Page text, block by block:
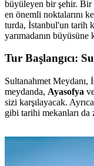
büyüleyen bir şehir. Bir
en önemli noktalarını
turda, İstanbul'un tarih
yarımadanın büyüsüne
Tur Başlangıcı:
Sultanahmet
meydanda, Ayasofya
sizi karşılayacak.
gibi tarihi mekanları